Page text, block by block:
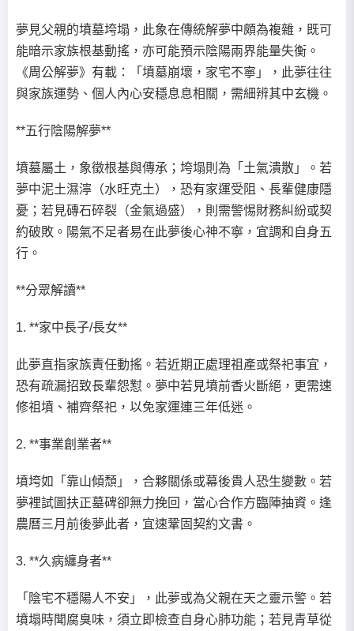
夢見父親的墳墓垮塌，此象在傳統解夢中頗為複雜，既可
能暗示家族根基動搖，亦可能預示陰陽兩界能量失衡。
《周公解夢》有載：「墳墓崩壞，家宅不寧」，此夢往往
與家族運勢、個人內心安穩息息相關，需細辨其中玄機。
**五行陰陽解夢**
墳墓屬土，象徵根基與傳承；垮塌則為「土氣潰散」。若
夢中泥土濕濘（水旺克土），恐有家運受阻、長輩健康隱
憂；若見磚石碎裂（金氣過盛），則需警惕財務糾紛或契
約破敗。陽氣不足者易在此夢後心神不寧，宜調和自身五
行。
**分眾解讀**
1. **家中長子/長女**
此夢直指家族責任動搖。若近期正處理祖產或祭祀事宜，
恐有疏漏招致長輩怨懟。夢中若見墳前香火斷絕，更需速
修祖墳、補齊祭祀，以免家運連三年低迷。
2. **事業創業者**
墳垮如「靠山傾頹」，合夥關係或幕後貴人恐生變數。若
夢裡試圖扶正墓碑卻無力挽回，當心合作方臨陣抽資。逢
農曆三月前後夢此者，宜速鞏固契約文書。
3. **久病纏身者**
「陰宅不穩陽人不安」，此夢或為父親在天之靈示警。若
墳塌時聞腐臭味，須立即檢查自身心肺功能；若見青草從